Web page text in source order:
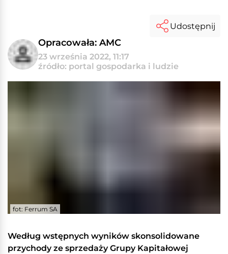
Opracowała: AMC
23 września 2022, 11:17
źródło: portal gospodarka i ludzie
Udostępnij
fot: Ferrum SA
Według wstępnych wyników skonsolidowane
przychody ze sprzedaży Grupy Kapitałowej